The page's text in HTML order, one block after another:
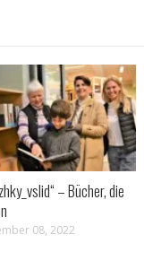
– Bücher, die
08, 2022